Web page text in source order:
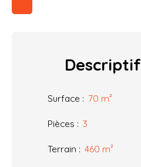
Descriptif
Surface : 70 m²
Pièces : 3
Terrain : 460 m²